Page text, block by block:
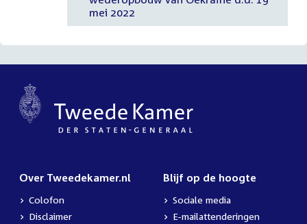
mei 2022
Over Tweedekamer.nl
Colofon
Disclaimer
Blijf op de hoogte
Sociale media
E-mailattenderingen